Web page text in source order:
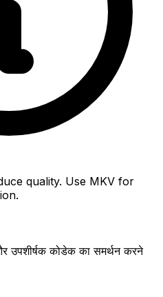
quality. Use MKV for
उपशीर्षक कोडेक का समर्थन करने